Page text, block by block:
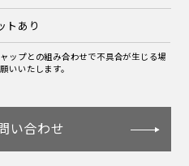
トあり
ップとの組み合わせで不具合が生じる場
いいたします。
い合わせ